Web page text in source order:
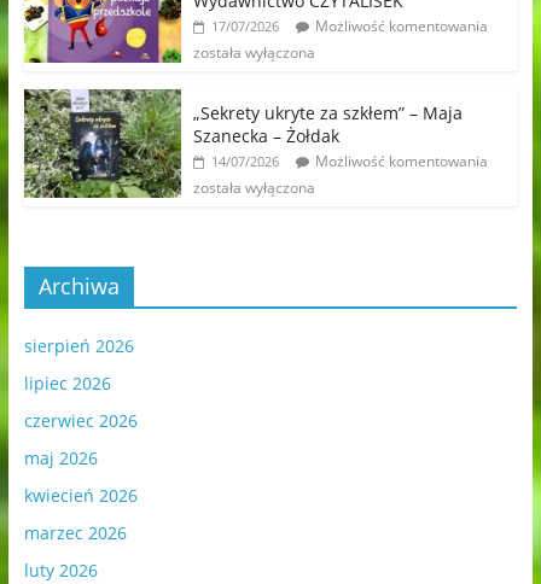
17/07/2026
Możliwość komentowania
została wyłączona
„Sekrety ukryte za szkłem” – Maja
Szanecka – Żołdak
14/07/2026
Możliwość komentowania
została wyłączona
Archiwa
sierpień 2026
lipiec 2026
czerwiec 2026
maj 2026
kwiecień 2026
marzec 2026
luty 2026